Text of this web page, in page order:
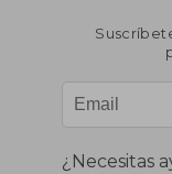
¿Necesitas